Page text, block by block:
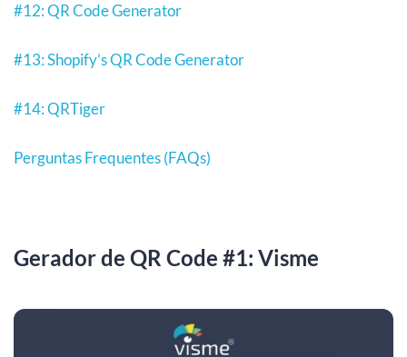
#12: QR Code Generator
#13: Shopify’s QR Code Generator
#14: QRTiger
Perguntas Frequentes (FAQs)
Gerador de QR Code #1: Visme